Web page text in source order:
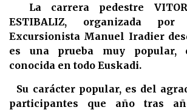
La carrera pedestre
ESTIBALIZ, organizada
Excursionista Manuel Iradier
es una prueba muy popular,
conocida en todo Euskadi.
Su carácter popular, es del
participantes que año tras